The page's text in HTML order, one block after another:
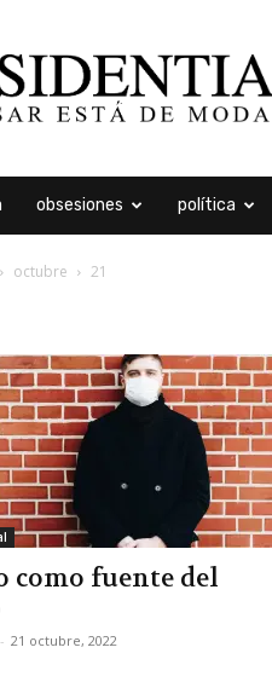
obsesiones política
octubre 21
como fuente del
- 21 octubre, 2022